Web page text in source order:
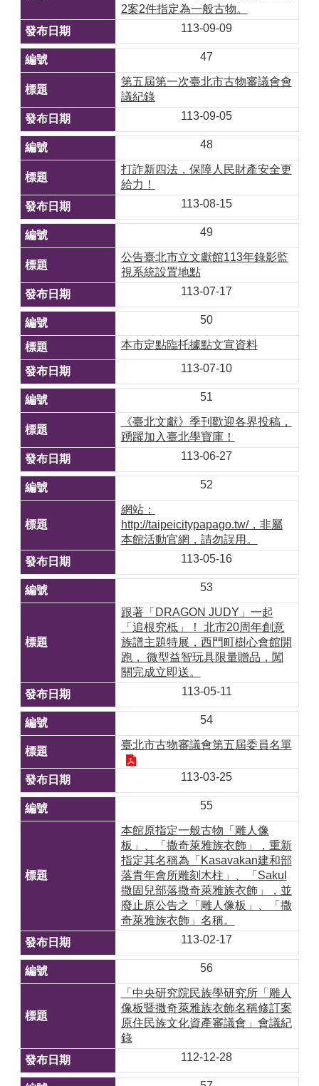
2案2件指定為一般古物。
113-09-09
47
第五屆第一次臺北市古物審議會會
議紀錄
113-09-05
48
打詐新四法，保障人民財產安全更
給力！
113-08-15
49
公告臺北市立文獻館113年錄影監
視系統設置地點
113-07-17
50
本市定點臨托據點文宣資料
113-07-10
51
《臺北文獻》季刊歡迎各界投稿，
踴躍加入臺北學寶庫！
113-06-27
52
網站：
http://taipeicitypapago.tw/，非屬
本館活動官網，請勿誤用。
113-05-16
53
跟著「DRAGON JUDY」一起
「追根究柢」！ 北市20周年創意
族譜主題特展，西門町樹心會館開
跑， 微型益智玩具限量贈品，闖
關完成立即送。
113-05-11
54
臺北市古物審議會第五屆委員名單
113-03-25
55
本館原指定一般古物「雕人像
板」、「撒奇萊雅族衣飾」，重新
指定其名稱為「Kasavakan建和部
落青年會所雕刻木柱」、「Sakul
撒固兒部落撒奇萊雅族衣飾」，並
廢止原公告之「雕人像板」、「撒
奇萊雅族衣飾」名稱。
113-02-17
56
「中央研究院民族學研究所「雕人
像板暨撒奇萊雅族衣飾名稱修訂案
原住民族文化資產審議會」會議紀
錄
112-12-28